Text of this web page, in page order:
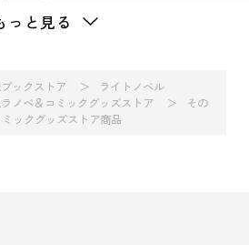
っと見る
ックストア
ライトノベル
ノベ＆コミックグッズストア
その
ックグッズストア商品